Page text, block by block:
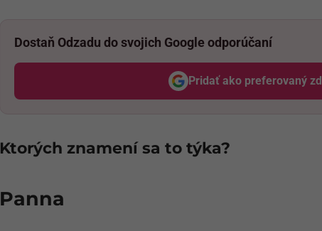
Dostaň Odzadu do svojich Google odporúčaní
Pridať ako preferovaný
Odzadu,
Ktorých znamení sa to týka?
Panna